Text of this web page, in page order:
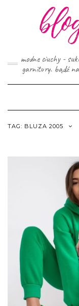
modne ciuchy -
garnitury. bądź
TAG: BLUZA 2005